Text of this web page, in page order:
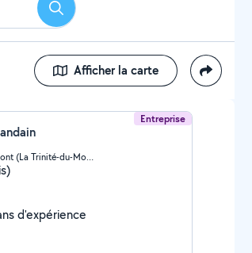
Rechercher
Afficher la carte
Entreprise
La Trinité-du-Mont (La Trinité-du-Mont)
d'expérience